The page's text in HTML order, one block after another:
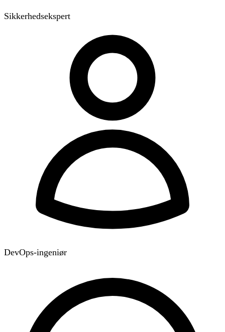
Sikkerhedsekspert
DevOps-ingeniør